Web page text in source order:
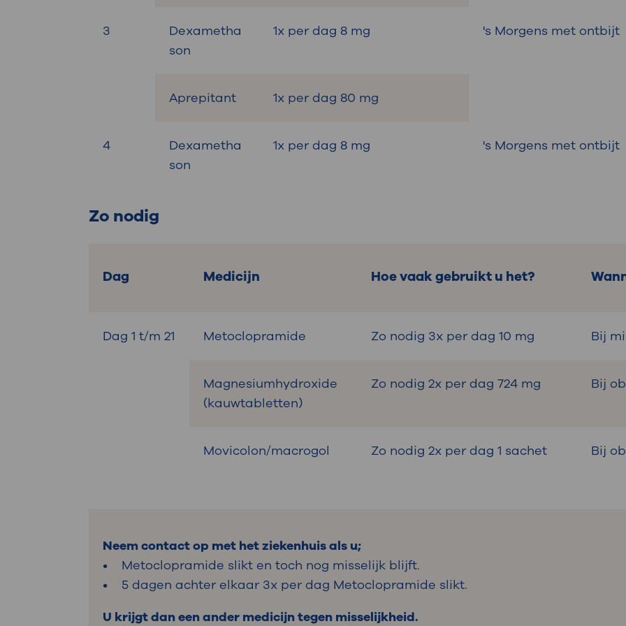
3
Dexametha
son
1x per dag 8 mg 's Morgens met ontbijt
Aprepitant 1x per dag 80 mg
4
Dexametha
son
1x per dag 8 mg 's Morgens met ontbijt
Zo nodig
Dag Medicijn Hoe vaak gebruikt u het?
Dag 1 t/m 21 Metoclopramide Zo nodig 3x per dag 10 mg Bij
Magnesiumhydroxide
(kauwtabletten)
Zo nodig 2x per dag 724 mg Bij
Movicolon/macrogol Zo nodig 2x per dag 1 sachet Bij
Neem contact op met het ziekenhuis als u;
• Metoclopramide slikt en toch nog misselijk blijft.
• 5 dagen achter elkaar 3x per dag Metoclopramide slikt.
U krijgt dan een ander medicijn tegen misselijkheid.